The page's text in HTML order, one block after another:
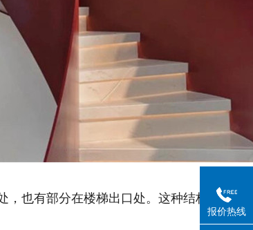
也有部分在楼梯出口处。这种结构使楼梯
报价热线